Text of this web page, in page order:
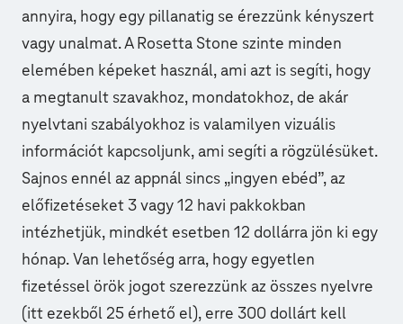
annyira, hogy egy pillanatig se érezzünk kényszert
vagy unalmat. A Rosetta Stone szinte minden
elemében képeket használ, ami azt is segíti, hogy
a megtanult szavakhoz, mondatokhoz, de akár
nyelvtani szabályokhoz is valamilyen vizuális
információt kapcsoljunk, ami segíti a rögzülésüket.
Sajnos ennél az appnál sincs „ingyen ebéd”, az
előfizetéseket 3 vagy 12 havi pakkokban
intézhetjük, mindkét esetben 12 dollárra jön ki egy
hónap. Van lehetőség arra, hogy egyetlen
fizetéssel örök jogot szerezzünk az összes nyelvre
(itt ezekből 25 érhető el), erre 300 dollárt kell